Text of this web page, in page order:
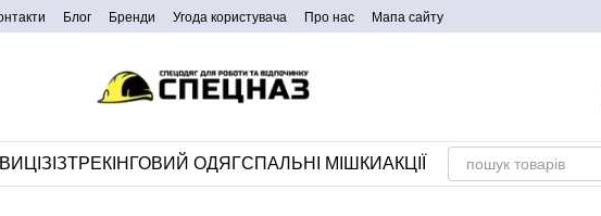
Блог Бренди Угода користувача Про нас Мапа сайту
ЗІЗТРЕКІНГОВИЙ ОДЯГСПАЛЬНІ МІШКИАКЦІЇ